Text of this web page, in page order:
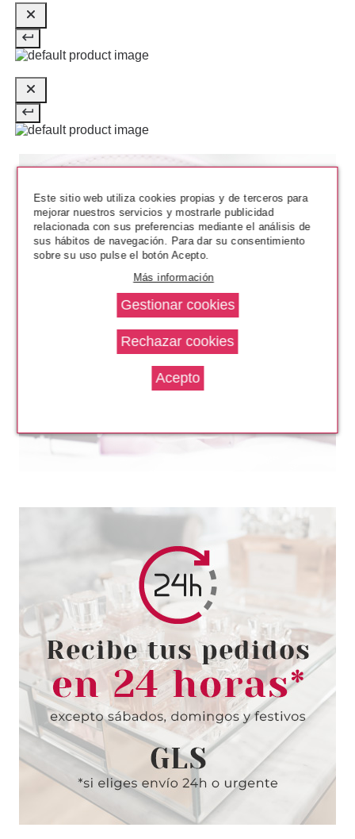
GUERLAIN
GUERLAIN METEORITES BASE
PERFECCIONADORA 30 ML
Pvr 64.12€
-37%
desde
40.11€
GUERLAIN BROCHA KABUKI
BASE DE MAQUILLAJE
Pvr 58.95€
-39%
desde
35.95€
Este sitio web utiliza cookies propias y de terceros para
mejorar nuestros servicios y mostrarle publicidad
relacionada con sus preferencias mediante el análisis de
sus hábitos de navegación. Para dar su consentimiento
sobre su uso pulse el botón Acepto.
Más información